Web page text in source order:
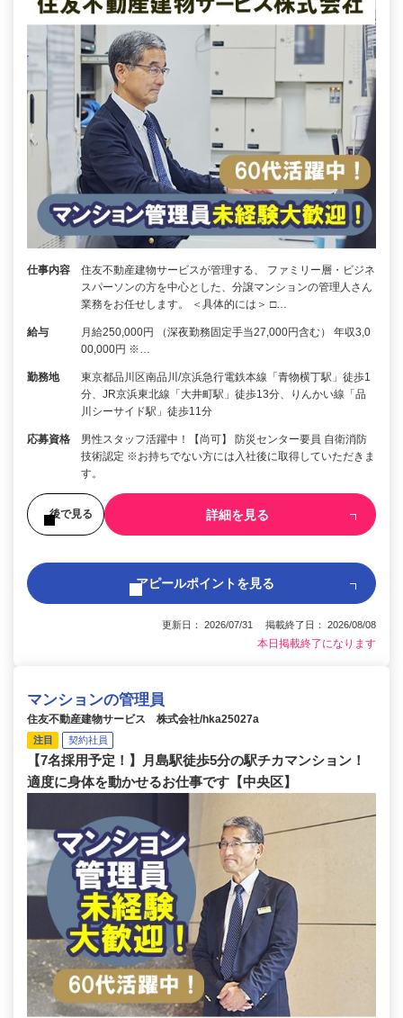
仕事内容
住友不動産建物サービスが管理する、 ファミリー層・ビジネ
スパーソンの方を中心とした、分譲マンションの管理人さん
業務をお任せします。 ＜具体的には＞ □…
給与
月給250,000円 （深夜勤務固定手当27,000円含む） 年収3,0
00,000円 ※…
勤務地
東京都品川区南品川/京浜急行電鉄本線「青物横丁駅」徒歩1
分、JR京浜東北線「大井町駅」徒歩13分、りんかい線「品
川シーサイド駅」徒歩11分
応募資格
男性スタッフ活躍中！【尚可】 防災センター要員 自衛消防
技術認定 ※お持ちでない方には入社後に取得していただきま
す。
後で見る 詳細を見る
アピールポイントを見る
更新日： 2026/07/31 掲載終了日： 2026/08/08
本日掲載終了になります
マンションの管理員
住友不動産建物サービス 株式会社/hka25027a
注目 契約社員
【7名採用予定！】月島駅徒歩5分の駅チカマンション！
適度に身体を動かせるお仕事です【中央区】